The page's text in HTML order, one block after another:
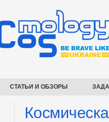
СТАТЬИ И ОБЗОРЫ